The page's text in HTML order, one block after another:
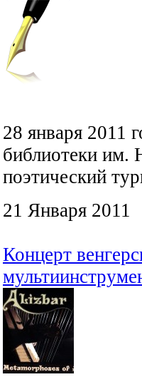
28 января 2011
библиотеки им.
поэтический
21 Января 2011
Концерт